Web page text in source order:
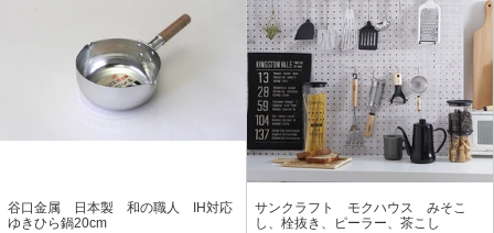
谷口金属 日本製 和の職人 IH対応
ゆきひら鍋20cm
サンクラフト モクハウス みそこ
し、栓抜き、ピーラー、茶こし